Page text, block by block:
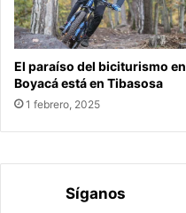
El paraíso del biciturismo en
Boyacá está en Tibasosa
1 febrero, 2025
Síganos